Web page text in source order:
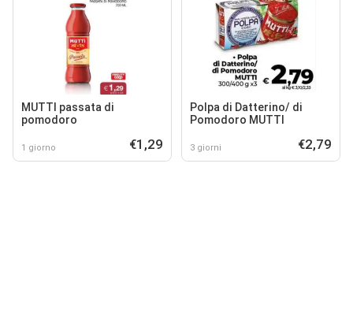
MUTTI passata di
pomodoro
1 giorno €1,29
Polpa di Datterino/ di
Pomodoro MUTTI
3 giorni €2,79